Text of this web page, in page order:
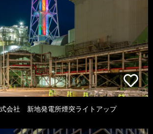
会社 新地発電所煙突ライトアップ